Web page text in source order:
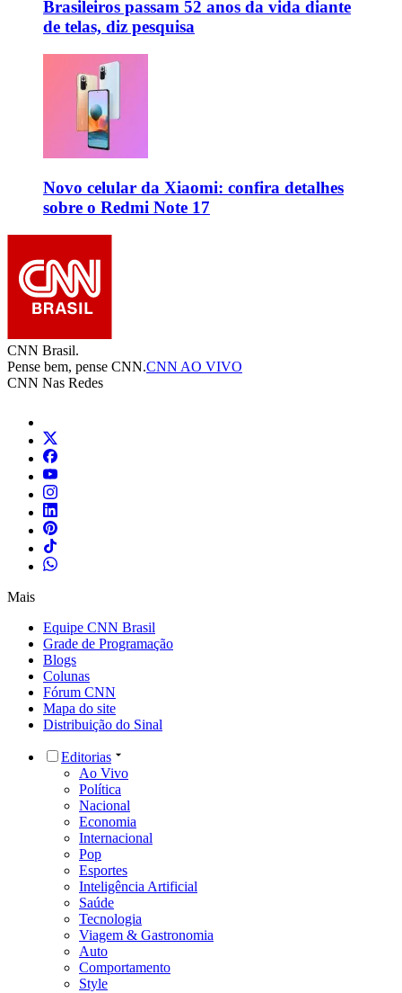
Brasileiros passam 52 anos da vida diante
de telas, diz pesquisa
Novo celular da Xiaomi: confira detalhes
sobre o Redmi Note 17
CNN Brasil.
Pense bem, pense CNN.CNN AO VIVO
CNN Nas Redes
Mais
Equipe CNN Brasil
Grade de Programação
Blogs
Colunas
Fórum CNN
Mapa do site
Distribuição do Sinal
Editorias
Ao Vivo
Política
Nacional
Economia
Internacional
Pop
Esportes
Inteligência Artificial
Saúde
Tecnologia
Viagem & Gastronomia
Auto
Comportamento
Style